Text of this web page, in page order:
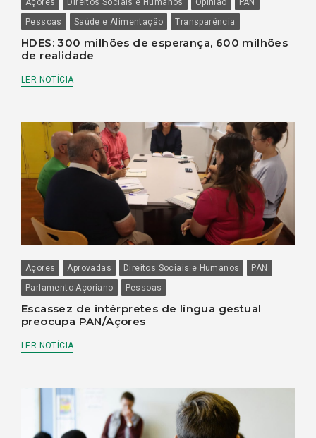
Açores Direitos Sociais e Humanos Opinião
PAN
Pessoas
Saúde e Alimentação Transparência
HDES: 300 milhões de esperança, 600 milhões
de realidade
LER NOTÍCIA
Açores Aprovadas Direitos Sociais e Humanos
PAN
Parlamento Açoriano
Pessoas
Escassez de intérpretes de língua gestual
preocupa PAN/Açores
LER NOTÍCIA